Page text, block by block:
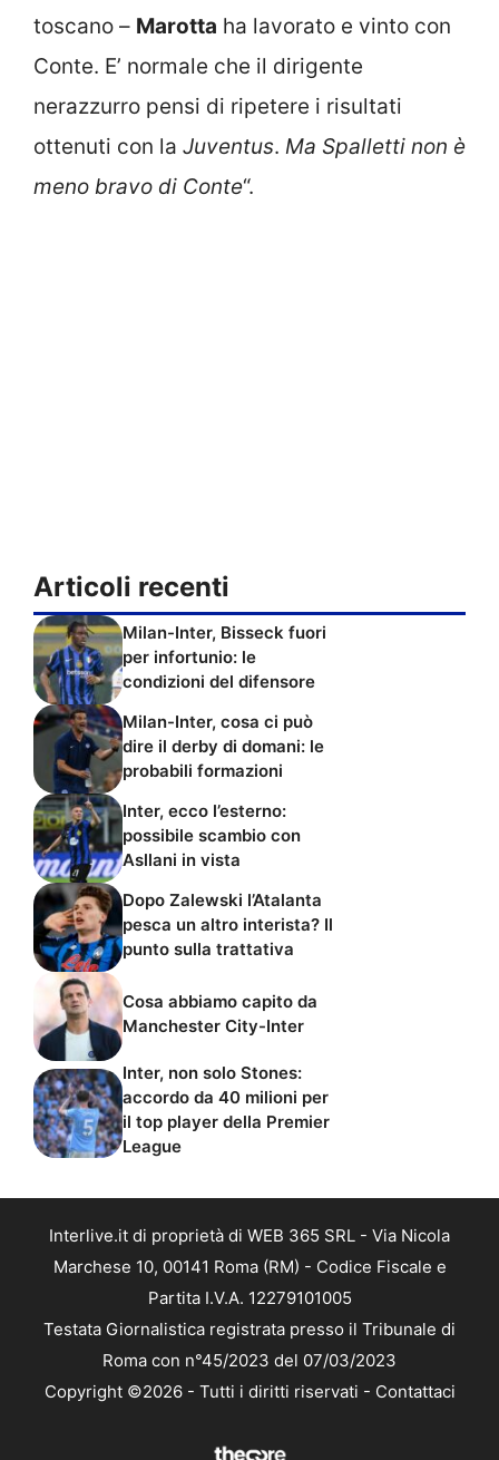
toscano – Marotta ha lavorato e vinto con
Conte. E’ normale che il dirigente
nerazzurro pensi di ripetere i risultati
ottenuti con la Juventus. Ma Spalletti non è
meno bravo di Conte“.
Articoli recenti
Milan-Inter, Bisseck fuori
per infortunio: le
condizioni del difensore
Milan-Inter, cosa ci può
dire il derby di domani: le
probabili formazioni
Inter, ecco l’esterno:
possibile scambio con
Asllani in vista
Dopo Zalewski l’Atalanta
pesca un altro interista? Il
punto sulla trattativa
Cosa abbiamo capito da
Manchester City-Inter
Inter, non solo Stones:
accordo da 40 milioni per
il top player della Premier
League
Interlive.it di proprietà di WEB 365 SRL - Via Nicola
Marchese 10, 00141 Roma (RM) - Codice Fiscale e
Partita I.V.A. 12279101005
Testata Giornalistica registrata presso il Tribunale di
Roma con n°45/2023 del 07/03/2023
Copyright ©2026 - Tutti i diritti riservati - Contattaci